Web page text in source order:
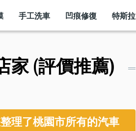
手工洗車 凹痕修復 特斯拉
家 (評價推薦)
理了桃園市所有的汽車